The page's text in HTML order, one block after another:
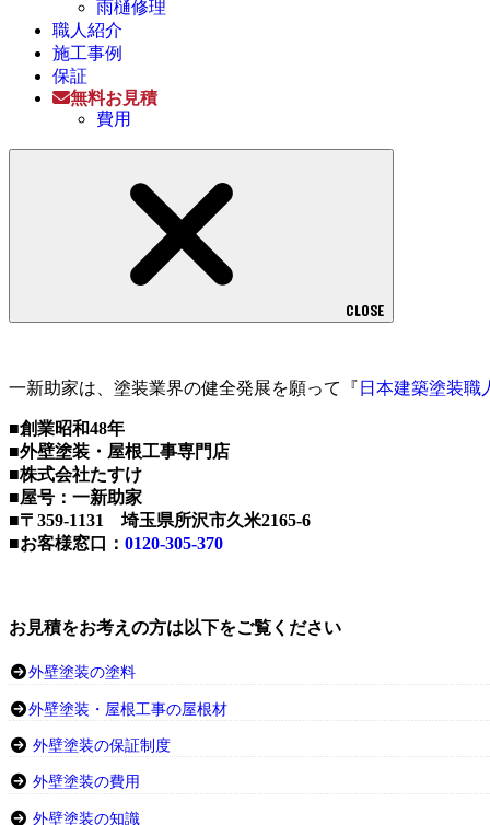
雨樋修理
職人紹介
施工事例
保証
無料お見積
費用
CLOSE
一新助家は、塗装業界の健全発展を願って『 日本建築塗装職
■創業昭和48年
■外壁塗装・屋根工事専門店
■株式会社たすけ
■屋号：一新助家
■〒359-1131 埼玉県所沢市久米2165-6
■お客様窓口： 0120-305-370
お見積をお考えの方は以下をご覧ください
外壁塗装の塗料
外壁塗装・屋根工事の屋根材
外壁塗装の保証制度
外壁塗装の費用
外壁塗装の知識